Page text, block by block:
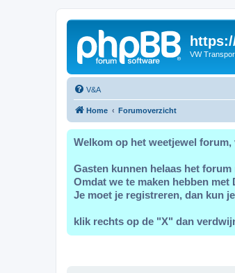
VW
V&A
Home Forumoverzicht
Welkom op het weetjewel
Gasten kunnen helaas het forum
Omdat we te maken hebben met
Je moet je registreren, dan kun
klik rechts op de "X" dan